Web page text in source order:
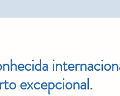
excepcional.